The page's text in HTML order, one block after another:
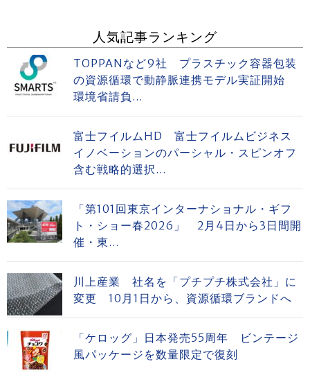
人気記事ランキング
TOPPANなど9社 プラスチック容器包装
の資源循環で動静脈連携モデル実証開始
環境省請負...
富士フイルムHD 富士フイルムビジネス
イノベーションのパーシャル・スピンオフ
含む戦略的選択...
「第101回東京インターナショナル・ギフ
ト・ショー春2026」 2月4日から3日間開
催・東...
川上産業 社名を「プチプチ株式会社」に
変更 10月1日から、資源循環ブランドへ
「ケロッグ」日本発売55周年 ビンテージ
風パッケージを数量限定で復刻